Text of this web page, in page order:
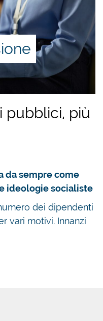
pubblici, più
da sempre come
ideologie socialiste
dei dipendenti
vari motivi. Innanzi